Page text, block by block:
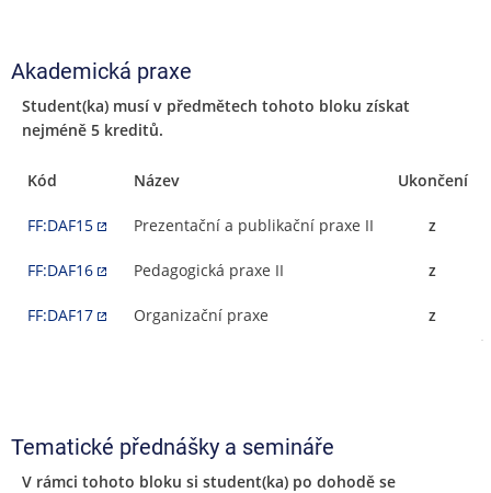
Akademická praxe
Student(ka) musí v předmětech tohoto bloku získat
nejméně 5 kreditů.
Kód Název Ukončení
FF:DAF15 Prezentační a publikační praxe II z
FF:DAF16 Pedagogická praxe II z
FF:DAF17 Organizační praxe z
Tematické přednášky a semináře
V rámci tohoto bloku si student(ka) po dohodě se